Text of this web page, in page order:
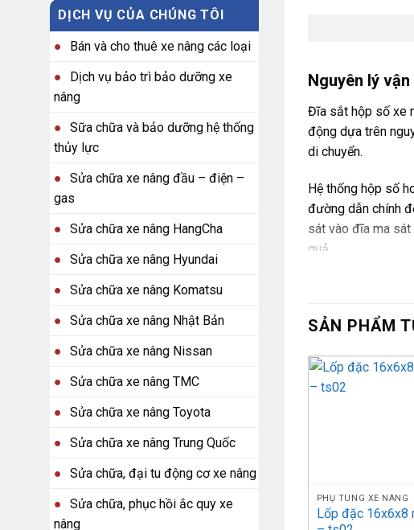
DỊCH VỤ CỦA CHÚNG TÔI
Bán và cho thuê xe nâng các loại
Dịch vụ bảo trì bảo dưỡng xe
nâng
Sữa chữa và bảo dưỡng hệ thống
thủy lực
Sửa chữa xe nâng đầu – điện –
gas
Sửa chữa xe nâng HangCha
Sửa chữa xe nâng Hyundai
Sửa chữa xe nâng Komatsu
Sửa chữa xe nâng Nhật Bản
Sửa chữa xe nâng Nissan
Sửa chữa xe nâng TMC
Sửa chữa xe nâng Toyota
Sửa chữa xe nâng Trung Quốc
Sửa chữa, đại tu động cơ xe nâng
Sửa chữa, phục hồi ắc quy xe
nâng
Nguyên lý
Đĩa sắt hộp số xe
động dựa trên
di chuyển.
Hệ thống hộp số
đường dẫn chính
sát vào đĩa ma
quả.
Các model đĩa
Stt Tên
SẢN PHẨM
PHỤ TÙNG XE NÂNG
Lốp đặc 16x6x8